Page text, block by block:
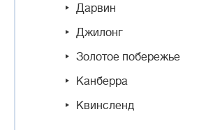
Дарвин
Джилонг
Золотое побережье
Канберра
Квинсленд